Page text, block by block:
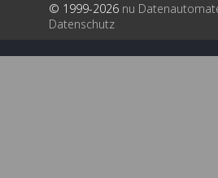
© 1999-2026 nu
Datenschutz